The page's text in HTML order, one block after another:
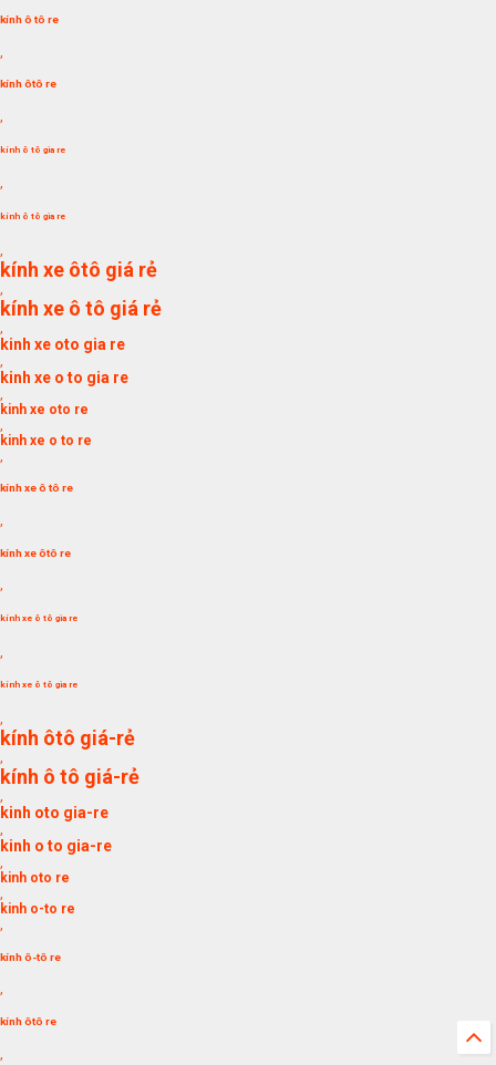
kính ô tô re
kính ôtô re
,
kính ô tô gia re
,
kính ô tô gia re
,
kính xe ôtô giá rẻ
,
kính xe ô tô giá rẻ
,
kinh xe oto gia re
,
kinh xe o to gia re
,
kinh xe oto re
,
kinh xe o to re
,
kính xe ô tô re
,
kính xe ôtô re
,
kính xe ô tô gia re
kính xe ô tô gia re
,
kính ôtô giá-rẻ
,
kính ô tô giá-rẻ
,
kinh oto gia-re
,
kinh o to gia-re
,
kinh oto re
,
kinh o-to re
,
kính ô-tô re
,
kính ôtô re